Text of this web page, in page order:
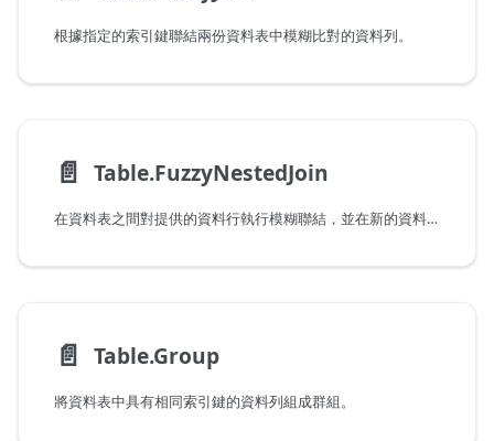
根據指定的索引鍵聯結兩份資料表中模糊比對的資料列。
📄️ Table.FuzzyNestedJoin
在資料表之間對提供的資料行執行模糊聯結，並在新的資料行中產生聯結結果。
📄️ Table.Group
將資料表中具有相同索引鍵的資料列組成群組。